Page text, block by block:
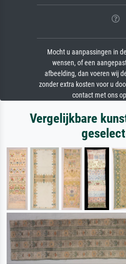
Mocht u aanpassingen in
wensen, of een
afbeelding, dan voeren wij
zonder extra kosten voor u
contact met ons
Vergelijkbare